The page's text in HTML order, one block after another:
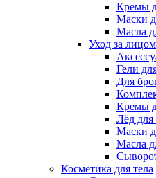
Кремы
Маски
Масла
Уход за лицом
Гели
Для
Кремы
Лёд для
Маски
Масла
Косметика для тела